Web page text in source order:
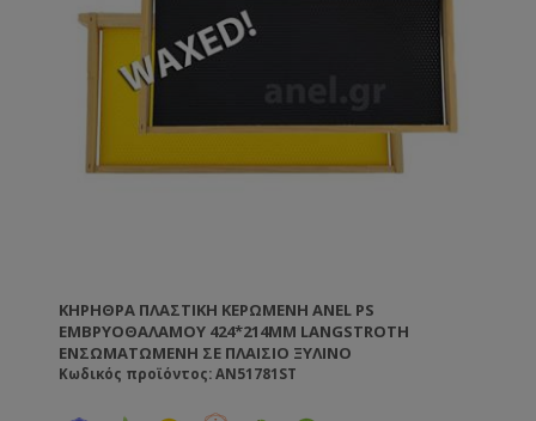
ΚΗΡΉΘΡΑ ΠΛΑΣΤΙΚΉ ΚΕΡΩΜΕΝΗ ANEL PS
ΕΜΒΡΥΟΘΑΛΆΜΟΥ 424*214MM LANGSTROTH
ΕΝΣΩΜΑΤΩΜΈΝΗ ΣΕ ΠΛΑΊΣΙΟ ΞΎΛΙΝΟ
Κωδικός προϊόντος: AN51781ST